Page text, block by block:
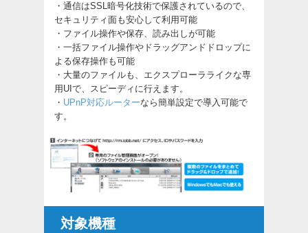
・通信はSSL暗号化技術で保護されているので、
セキュリティ面も安心して利用可能
・ファイル操作や保存、読み出しが可能
・一括ファイル操作やドラッグアンドドロップに
よる保存操作も可能
・大量のファイルも、エクスプローラライクな専
用UIで、スピーディに行えます。
・ UPnP対応ルーターなら簡単設定で導入可能で
す。
対象機種